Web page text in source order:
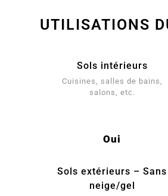
UTILISATIONS
Sols intérieurs
Cuisines, salles de bains,
salons, etc.
Oui
Sols extérieurs – Sans
neige/gel